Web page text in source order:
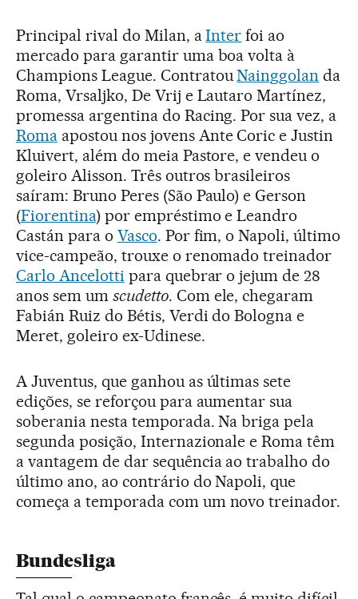
Principal rival do Milan, aInter foi ao
mercado para garantir uma boa volta à
Champions League. ContratouNainggolan da
Roma, Vrsaljko, De Vrij e Lautaro Martínez,
promessa argentina do Racing. Por sua vez, a
Romaapostou nos jovens Ante Coric e Justin
Kluivert, além do meia Pastore, e vendeu o
goleiro Alisson. Três outros brasileiros
saíram: Bruno Peres (São Paulo) e Gerson
(Fiorentina) por empréstimo e Leandro
Castán para o Vasco. Por fim, o Napoli, último
vice-campeão, trouxe o renomado treinador
Carlo Ancelotti para quebrar o jejum de 28
anos sem um scudetto. Com ele, chegaram
Fabián Ruiz do Bétis, Verdi do Bologna e
Meret, goleiro ex-Udinese.
A Juventus, que ganhou as últimas sete
edições, se reforçou para aumentar sua
soberania nesta temporada. Na briga pela
segunda posição, Internazionale e Roma têm
a vantagem de dar sequência ao trabalho do
último ano, ao contrário do Napoli, que
começa a temporada com um novo treinador.
Bundesliga